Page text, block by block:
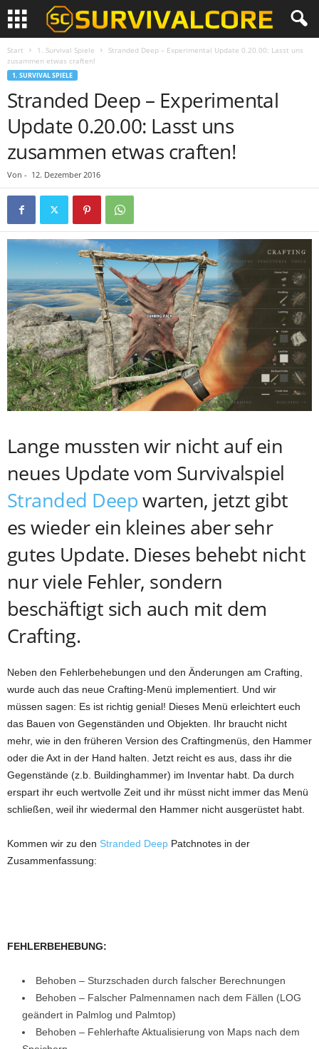
Start 1. Survival Spiele
Stranded Deep – Experimental Update 0.20.00: Lasst uns
zusammen etwas craften!
1. SURVIVAL SPIELE
Stranded Deep – Experimental
Update 0.20.00: Lasst uns
zusammen etwas craften!
Von - 12. Dezember 2016
Lange mussten wir nicht auf ein
neues Update vom Survivalspiel
Stranded Deepwarten, jetzt gibt
es wieder ein kleines aber sehr
gutes Update. Dieses behebt nicht
nur viele Fehler, sondern
beschäftigt sich auch mit dem
Crafting.
Neben den Fehlerbehebungen und den Änderungen am Crafting,
wurde auch das neue Crafting-Menü implementiert. Und wir
müssen sagen: Es ist richtig genial! Dieses Menü erleichtert euch
das Bauen von Gegenständen und Objekten. Ihr braucht nicht
mehr, wie in den früheren Version des Craftingmenüs, den Hammer
oder die Axt in der Hand halten. Jetzt reicht es aus, dass ihr die
Gegenstände (z.b. Buildinghammer) im Inventar habt. Da durch
erspart ihr euch wertvolle Zeit und ihr müsst nicht immer das Menü
schließen, weil ihr wiedermal den Hammer nicht ausgerüstet habt.
Kommen wir zu den Stranded Deep Patchnotes in der
Zusammenfassung:
FEHLERBEHEBUNG:
Behoben – Sturzschaden durch falscher Berechnungen
Behoben – Falscher Palmennamen nach dem Fällen (LOG
geändert in Palmlog und Palmtop)
Behoben – Fehlerhafte Aktualisierung von Maps nach dem